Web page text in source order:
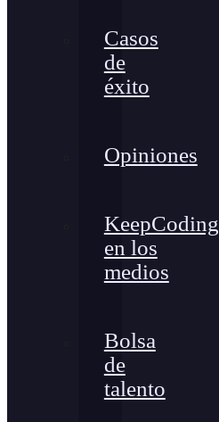
Casos
de
éxito
Opiniones
KeepCoding
en los
medios
Bolsa
de
talento